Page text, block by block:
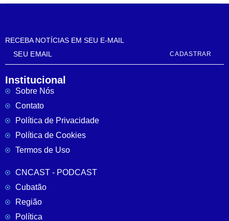
RECEBA NOTÍCIAS EM SEU E-MAIL
CADASTRAR
Institucional
Sobre Nós
Contato
Política de Privacidade
Política de Cookies
Termos de Uso
CNCAST - PODCAST
Cubatão
Região
Política